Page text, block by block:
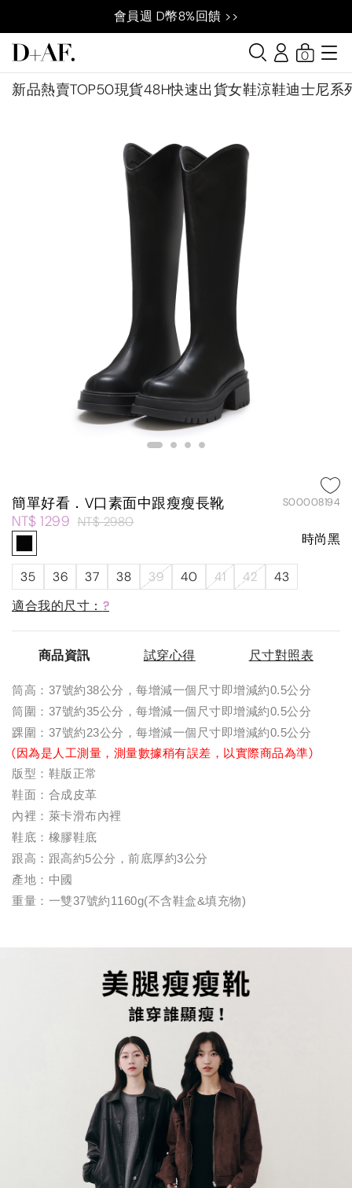
會員週 D幣8%回饋 >>
新品熱賣TOP50現貨48H快速出貨女鞋涼鞋迪士尼系
0
簡單好看．V口素面中跟瘦瘦長靴 S00008194
NT$ 1299 NT$ 2980
時尚黑
35 36 37 38 39 40 41 42
43
適合我的尺寸： ?
商品資訊 試穿心得 尺寸對照表
筒高：37號約38公分，每增減一個尺寸即增減約0.5公分
筒圍：37號約35公分，每增減一個尺寸即增減約0.5公分
踝圍：37號約23公分，每增減一個尺寸即增減約0.5公分
(因為是人工測量，測量數據稍有誤差，以實際商品為準)
版型：鞋版正常
鞋面：合成皮革
內裡：萊卡滑布內裡
鞋底：橡膠鞋底
跟高：跟高約5公分，前底厚約3公分
產地：中國
重量：一雙37號約1160g(不含鞋盒&填充物)